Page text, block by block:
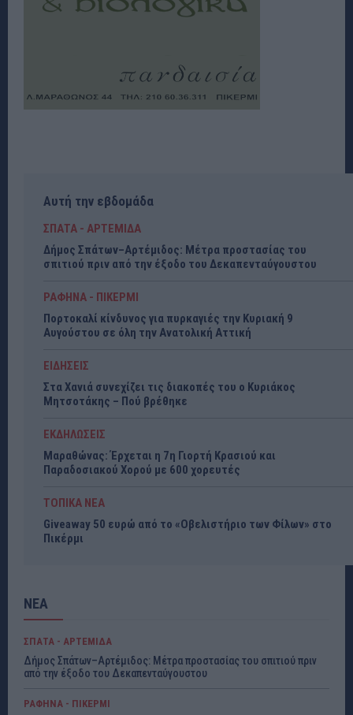
Αυτή την εβδομάδα
ΣΠΑΤΑ - ΑΡΤΕΜΙΔΑ
Δήμος Σπάτων–Αρτέμιδος: Μέτρα προστασίας του
σπιτιού πριν από την έξοδο του Δεκαπενταύγουστου
ΡΑΦΗΝΑ - ΠΙΚΕΡΜΙ
Πορτοκαλί κίνδυνος για πυρκαγιές την Κυριακή 9
Αυγούστου σε όλη την Ανατολική Αττική
ΕΙΔΗΣΕΙΣ
Στα Χανιά συνεχίζει τις διακοπές του ο Κυριάκος
Μητσοτάκης – Πού βρέθηκε
ΕΚΔΗΛΩΣΕΙΣ
Μαραθώνας: Έρχεται η 7η Γιορτή Κρασιού και
Παραδοσιακού Χορού με 600 χορευτές
ΤΟΠΙΚΑ ΝΕΑ
Giveaway 50 ευρώ από το «Οβελιστήριο των Φίλων» στο
Πικέρμι
ΝΕΑ
ΣΠΑΤΑ - ΑΡΤΕΜΙΔΑ
Δήμος Σπάτων–Αρτέμιδος: Μέτρα προστασίας του σπιτιού πριν
από την έξοδο του Δεκαπενταύγουστου
ΡΑΦΗΝΑ - ΠΙΚΕΡΜΙ